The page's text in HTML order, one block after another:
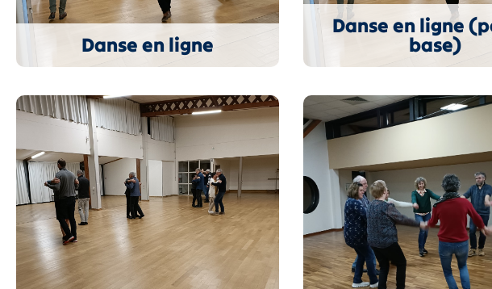
Danse en ligne
Danse en ligne
base)